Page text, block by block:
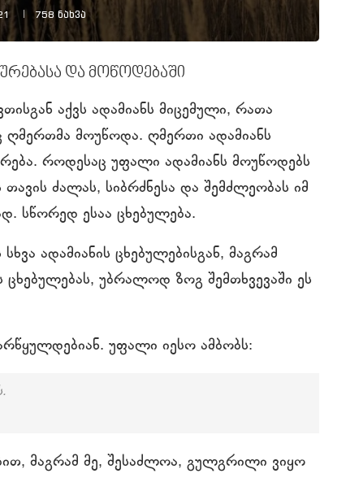
758 ნახვა
და მოწოდებაში
აქვს ადამიანს მიცემული, რათა
მოუწოდა. ღმერთი ადამიანს
როდესაც უფალი ადამიანს მოუწოდებს
ძალას, სიბრძნესა და შემძლეობას იმ
სწორედ ესაა ცხებულება.
ადამიანის ცხებულებისგან, მაგრამ
უბრალოდ ზოგ შემთხვევაში ეს
უფალი იესო ამბობს:
მაგრამ მე, შესაძლოა, გულგრილი ვიყო